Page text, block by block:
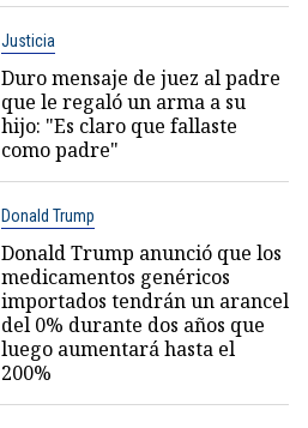
Justicia
Duro mensaje de juez al padre
que le regaló un arma a su
hijo: "Es claro que fallaste
como padre"
Donald Trump
Donald Trump anunció que los
medicamentos genéricos
importados tendrán un arancel
del 0% durante dos años que
luego aumentará hasta el
200%